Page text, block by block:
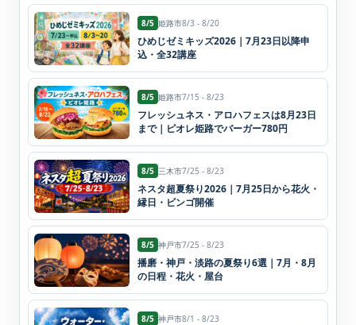
8/5 姫路市8/3 - 8/20
ひめじゼミキッズ2026｜7月23日以降申
込・全32講座
8/5 姫路市7/15 - 8/23
フレッシュネス・アロハフェスは8月23日
まで｜ピオレ姫路でバーガー780円
8/5 三木市7/25 - 8/23
ネスタ超夏祭り2026｜7月25日から花火・
縁日・ビンゴ開催
8/5 神戸市7/25 - 8/23
播磨・神戸・淡路の夏祭り6選｜7月・8月
の日程・花火・屋台
8/5 神戸市8/1 - 8/23